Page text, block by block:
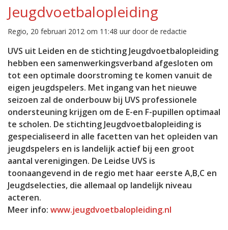
Jeugdvoetbalopleiding
Regio, 20 februari 2012 om 11:48 uur door de redactie
UVS uit Leiden en de stichting Jeugdvoetbalopleiding
hebben een samenwerkingsverband afgesloten om
tot een optimale doorstroming te komen vanuit de
eigen jeugdspelers. Met ingang van het nieuwe
seizoen zal de onderbouw bij UVS professionele
ondersteuning krijgen om de E-en F-pupillen optimaal
te scholen. De stichting Jeugdvoetbalopleiding is
gespecialiseerd in alle facetten van het opleiden van
jeugdspelers en is landelijk actief bij een groot
aantal verenigingen. De Leidse UVS is
toonaangevend in de regio met haar eerste A,B,C en
Jeugdselecties, die allemaal op landelijk niveau
acteren.
Meer info: www.jeugdvoetbalopleiding.nl